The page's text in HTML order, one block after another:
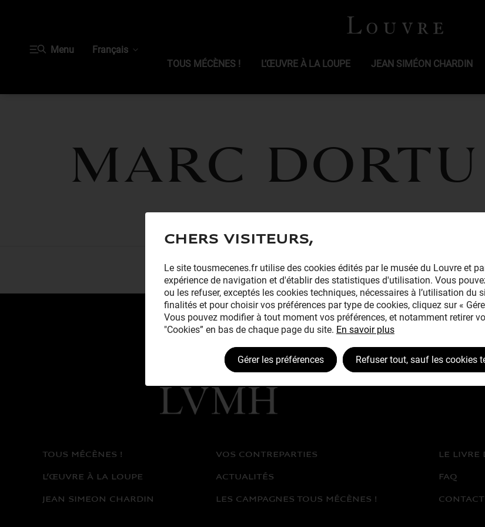
Menu
Français
TOUS MÉCÈNES !
L’ŒUVRE À LA LOUPE JEAN SIMÉON CHARDIN
Marc DORTU
Avec le mécénat
TOUS MÉCÈNES !
L’ŒUVRE À LA LOUPE
JEAN SIMEON CHARDIN
VOS CONTREPARTIES
ACTUALITÉS
LES CAMPAGNES TOUS MÉCÈNES !
LE LIVRE
FAQ
CONTACT
Chers visiteurs,
Le site tousmecenes.fr utilise des cookies édités par le musée du Louvre et
expérience de navigation et d'établir des statistiques d'utilisation. Vous
ou les refuser, exceptés les cookies techniques, nécessaires à l’utilisation du
finalités et pour choisir vos préférences par type de cookies, cliquez sur «
Vous pouvez modifier à tout moment vos préférences, et notamment retirer
"Cookies” en bas de chaque page du site. En savoir plus
Gérer les préférences Refuser tout, sauf les cookies